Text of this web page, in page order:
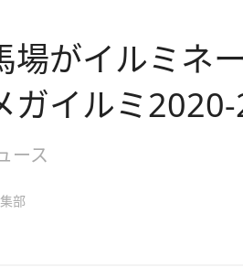
場がイルミネ
ガイルミ
ース
部